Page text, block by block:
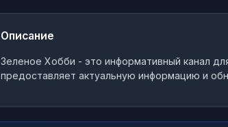
Описание
Зеленое Хобби - это информативный канал
предоставляет актуальную информацию и